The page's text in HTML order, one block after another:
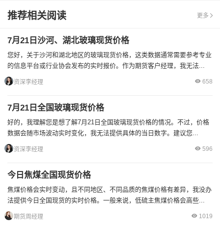
推荐相关阅读 更多
7月21日沙河、湖北玻璃现货价格
您好，关于沙河和湖北地区的玻璃现货价格，这类数据通常需要参考专业
的信息平台或行业协会发布的实时报价。作为期货客户经理，我无法...
资深李经理 658
7月21日全国玻璃现货价格
好的，我理解您是想了解7月21日全国玻璃现货价格的情况。不过，价格
数据会随市场波动实时变化，我无法提供具体的当日数字。建议您...
资深李经理 596
今日焦煤全国现货价格
焦煤价格会实时变动，且不同地区、不同品质的焦煤价格有差异，我没办
法提供今日全国现货的实时价格。一般来说，低硫主焦煤价格会高些...
期货周经理 1019